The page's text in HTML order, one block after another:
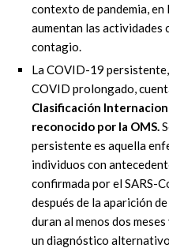
contexto de pandemia,
aumentan las actividades
contagio.
La COVID-19
COVID prolongado,
Clasificación
reconocido por la OMS.
persistente es aquella
individuos con
confirmada por el SARS-
después de la aparición
duran al menos dos
un diagnóstico